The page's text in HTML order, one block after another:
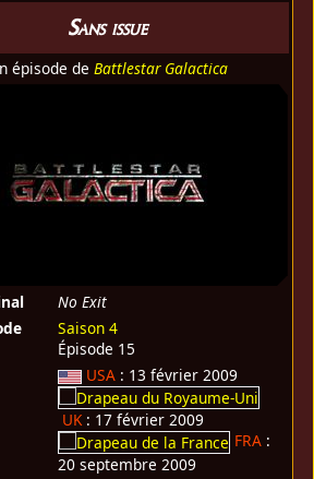
Sans issue
épisode de Battlestar Galactica
No Exit
Saison 4
Épisode 15
USA: 13 février 2009
UK: 17 février 2009
FRA:
20 septembre 2009